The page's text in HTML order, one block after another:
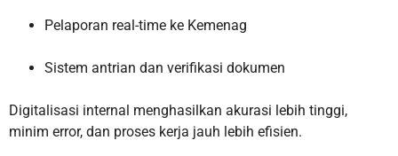
Pelaporan real-time ke Kemenag
Sistem antrian dan verifikasi dokumen
Digitalisasi internal menghasilkan akurasi lebih tinggi,
minim error, dan proses kerja jauh lebih efisien.